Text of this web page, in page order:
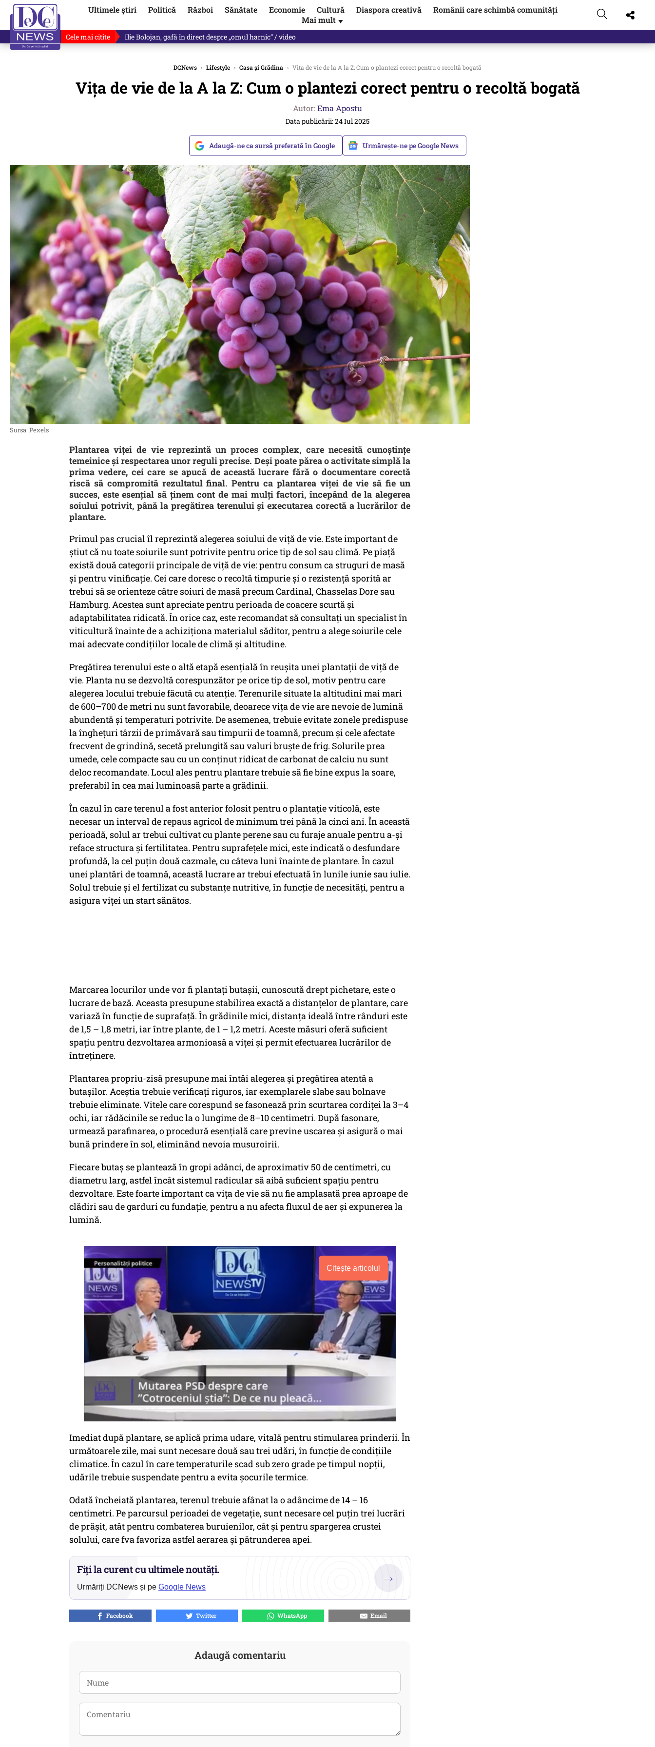
Ultimele știri Politică Război Sănătate Economie Cultură Diaspora creativă
Românii care schimbă comunități
Mai mult ▼
Cele mai citite „Dacă facem treaba asta, s-a ales praful de tot!” Eugen Teodorovici, reacție după ce Green Deal-ul a pus pe…
DCNews › Lifestyle › Casa și Grădina › Vița de vie de la A la Z: Cum o plantezi corect pentru o recoltă bogată
Vița de vie de la A la Z: Cum o plantezi corect pentru o recoltă bogată
Autor:Ema Apostu
Data publicării: 24 Iul 2025
Adaugă-ne ca sursă preferată în Google Urmărește-ne pe Google News
Sursa: Pexels
Plantarea viței de vie reprezintă un proces complex, care necesită cunoștințe
temeinice și respectarea unor reguli precise. Deși poate părea o activitate simplă la
prima vedere, cei care se apucă de această lucrare fără o documentare corectă
riscă să compromită rezultatul final. Pentru ca plantarea viței de vie să fie un
succes, este esențial să ținem cont de mai mulți factori, începând de la alegerea
soiului potrivit, până la pregătirea terenului și executarea corectă a lucrărilor de
plantare.
Primul pas crucial îl reprezintă alegerea soiului de viță de vie. Este important de
știut că nu toate soiurile sunt potrivite pentru orice tip de sol sau climă. Pe piață
există două categorii principale de viță de vie: pentru consum ca struguri de masă
și pentru vinificație. Cei care doresc o recoltă timpurie și o rezistență sporită ar
trebui să se orienteze către soiuri de masă precum Cardinal, Chasselas Dore sau
Hamburg. Acestea sunt apreciate pentru perioada de coacere scurtă și
adaptabilitatea ridicată. În orice caz, este recomandat să consultați un specialist în
viticultură înainte de a achiziționa materialul săditor, pentru a alege soiurile cele
mai adecvate condițiilor locale de climă și altitudine.
Pregătirea terenului este o altă etapă esențială în reușita unei plantații de viță de
vie. Planta nu se dezvoltă corespunzător pe orice tip de sol, motiv pentru care
alegerea locului trebuie făcută cu atenție. Terenurile situate la altitudini mai mari
de 600–700 de metri nu sunt favorabile, deoarece vița de vie are nevoie de lumină
abundentă și temperaturi potrivite. De asemenea, trebuie evitate zonele predispuse
la înghețuri târzii de primăvară sau timpurii de toamnă, precum și cele afectate
frecvent de grindină, secetă prelungită sau valuri bruște de frig. Solurile prea
umede, cele compacte sau cu un conținut ridicat de carbonat de calciu nu sunt
deloc recomandate. Locul ales pentru plantare trebuie să fie bine expus la soare,
preferabil în cea mai luminoasă parte a grădinii.
În cazul în care terenul a fost anterior folosit pentru o plantație viticolă, este
necesar un interval de repaus agricol de minimum trei până la cinci ani. În această
perioadă, solul ar trebui cultivat cu plante perene sau cu furaje anuale pentru a-și
reface structura și fertilitatea. Pentru suprafețele mici, este indicată o desfundare
profundă, la cel puțin două cazmale, cu câteva luni înainte de plantare. În cazul
unei plantări de toamnă, această lucrare ar trebui efectuată în lunile iunie sau iulie.
Solul trebuie și el fertilizat cu substanțe nutritive, în funcție de necesități, pentru a
asigura viței un start sănătos.
Marcarea locurilor unde vor fi plantați butașii, cunoscută drept pichetare, este o
lucrare de bază. Aceasta presupune stabilirea exactă a distanțelor de plantare, care
variază în funcție de suprafață. În grădinile mici, distanța ideală între rânduri este
de 1,5 – 1,8 metri, iar între plante, de 1 – 1,2 metri. Aceste măsuri oferă suficient
spațiu pentru dezvoltarea armonioasă a viței și permit efectuarea lucrărilor de
întreținere.
Plantarea propriu-zisă presupune mai întâi alegerea și pregătirea atentă a
butașilor. Aceștia trebuie verificați riguros, iar exemplarele slabe sau bolnave
trebuie eliminate. Vitele care corespund se fasonează prin scurtarea cordiței la 3–4
ochi, iar rădăcinile se reduc la o lungime de 8–10 centimetri. După fasonare,
urmează parafinarea, o procedură esențială care previne uscarea și asigură o mai
bună prindere în sol, eliminând nevoia musuroirii.
Fiecare butaș se plantează în gropi adânci, de aproximativ 50 de centimetri, cu
diametru larg, astfel încât sistemul radicular să aibă suficient spațiu pentru
dezvoltare. Este foarte important ca vița de vie să nu fie amplasată prea aproape de
clădiri sau de garduri cu fundație, pentru a nu afecta fluxul de aer și expunerea la
lumină.
Citește articolul
Imediat după plantare, se aplică prima udare, vitală pentru stimularea prinderii. În
următoarele zile, mai sunt necesare două sau trei udări, în funcție de condițiile
climatice. În cazul în care temperaturile scad sub zero grade pe timpul nopții,
udările trebuie suspendate pentru a evita șocurile termice.
Odată încheiată plantarea, terenul trebuie afânat la o adâncime de 14 – 16
centimetri. Pe parcursul perioadei de vegetație, sunt necesare cel puțin trei lucrări
de prășit, atât pentru combaterea buruienilor, cât și pentru spargerea crustei
solului, care fva favoriza astfel aerarea și pătrunderea apei.
Fiți la curent cu ultimele noutăți.
Urmăriți DCNews și pe Google News
→
Facebook Twitter WhatsApp Email
Adaugă comentariu